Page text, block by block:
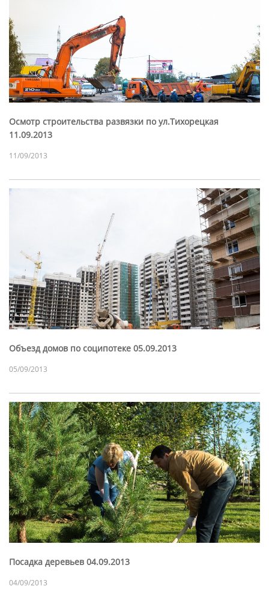
Осмотр строительства развязки по ул.Тихорецкая
11.09.2013
11/09/2013
Объезд домов по соципотеке 05.09.2013
05/09/2013
Посадка деревьев 04.09.2013
04/09/2013